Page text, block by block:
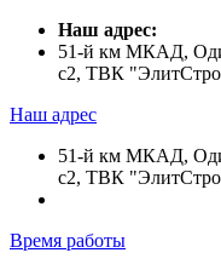
Наш адрес:
51-й км МКАД,
с2, ТВК
Наш адрес
51-й км МКАД,
с2, ТВК
Время работы